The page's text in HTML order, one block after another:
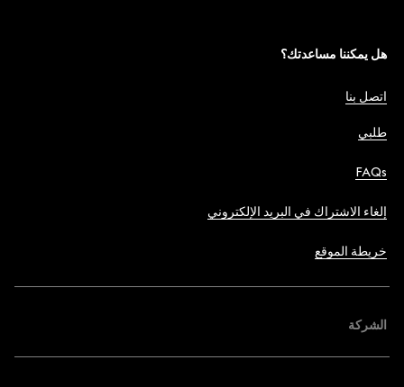
هل يمكننا مساعدتك؟
اتصل بنا
طلبي
FAQs
إلغاء الاشتراك في البريد الإلكتروني
خريطة الموقع
الشركة